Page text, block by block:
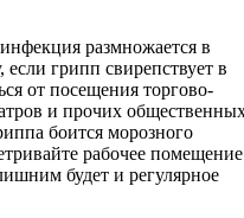
размножается в
грипп свирепствует в
от посещения торгово-
и прочих
боится морозного
рабочее помещение
будет и регулярное